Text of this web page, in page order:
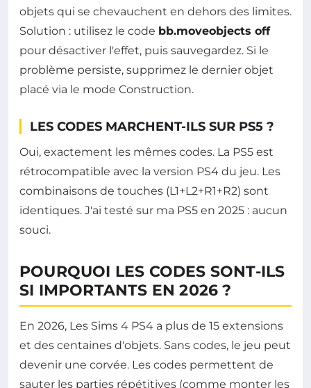
objets qui se chevauchent en dehors des limites.
Solution : utilisez le code bb.moveobjects off
pour désactiver l'effet, puis sauvegardez. Si le
problème persiste, supprimez le dernier objet
placé via le mode Construction.
LES CODES MARCHENT-ILS SUR PS5 ?
Oui, exactement les mêmes codes. La PS5 est
rétrocompatible avec la version PS4 du jeu. Les
combinaisons de touches (L1+L2+R1+R2) sont
identiques. J'ai testé sur ma PS5 en 2025 : aucun
souci.
POURQUOI LES CODES SONT-ILS
SI IMPORTANTS EN 2026 ?
En 2026, Les Sims 4 PS4 a plus de 15 extensions
et des centaines d'objets. Sans codes, le jeu peut
devenir une corvée. Les codes permettent de
sauter les parties répétitives (comme monter les